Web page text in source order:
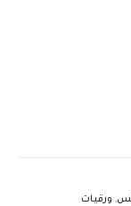
, ورقيات